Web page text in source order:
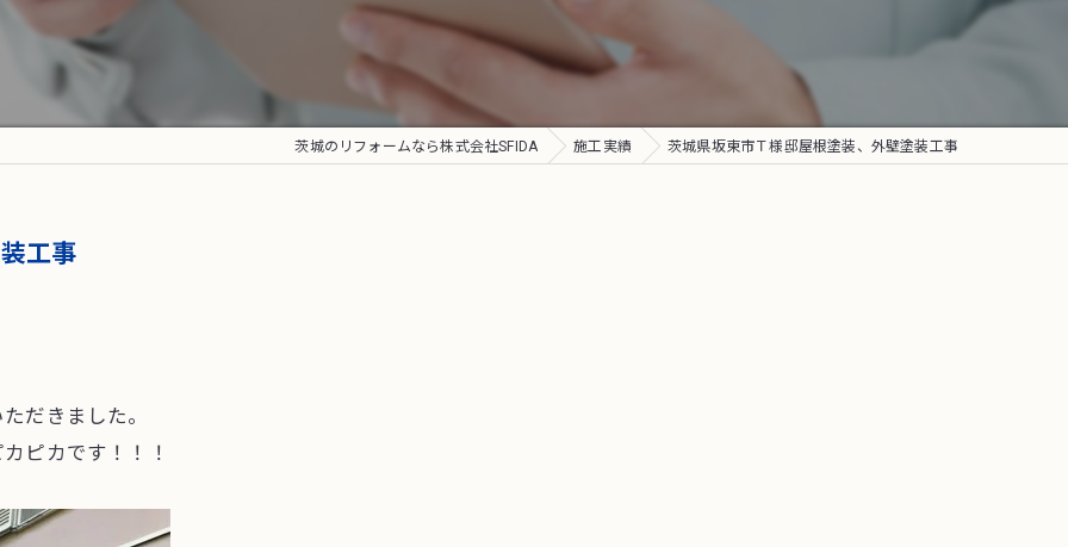
茨城のリフォームなら株式会社SFIDA 施工実績 茨城県坂東市Ｔ様邸屋根塗装、外壁塗装工事
工事
だきました。
ピカです！！！